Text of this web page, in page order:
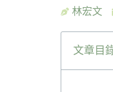
林宏文
文章目